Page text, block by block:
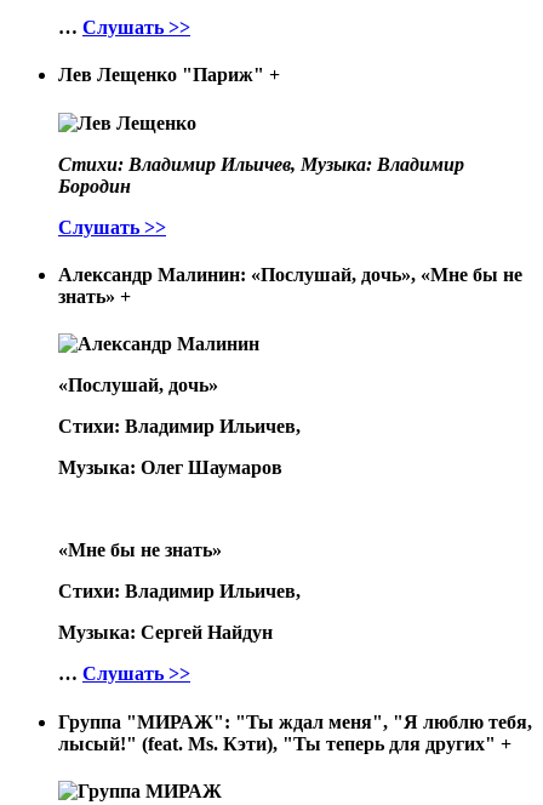
… Слушать >>
Лев Лещенко "Париж" +
Стихи: Владимир Ильичев, Музыка: Владимир
Бородин
Слушать >>
Александр Малинин: «Послушай, дочь», «Мне бы не
знать» +
«Послушай, дочь»
Стихи: Владимир Ильичев,
Музыка: Олег Шаумаров
«Мне бы не знать»
Стихи: Владимир Ильичев,
Музыка: Сергей Найдун
… Слушать >>
Группа "МИРАЖ": "Ты ждал меня", "Я люблю тебя,
лысый!" (feat. Ms. Кэти), "Ты теперь для других" +